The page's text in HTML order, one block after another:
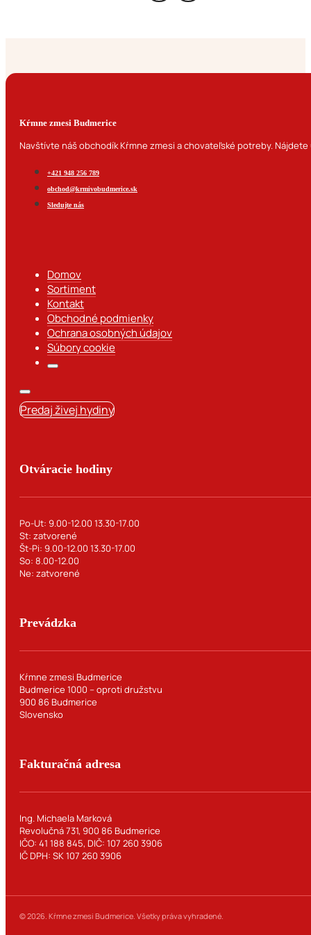
Kŕmne zmesi Budmerice
Navštívte náš obchodík Kŕmne zmesi a chovateľské potreby.
+421 948 256 789
obchod@krmivobudmerice.sk
Sledujte nás
Domov
Sortiment
Kontakt
Obchodné podmienky
Ochrana osobných údajov
Súbory cookie
Predaj živej hydiny
Otváracie hodiny
Po-Ut: 9.00-12.00 13.30-17.00
St: zatvorené
Št-Pi: 9.00-12.00 13.30-17.00
So: 8.00-12.00
Ne: zatvorené
Prevádzka
Kŕmne zmesi Budmerice
Budmerice 1000 – oproti družstvu
900 86 Budmerice
Slovensko
Fakturačná adresa
Ing. Michaela Marková
Revolučná 731, 900 86 Budmerice
IČO: 41 188 845, DIČ: 107 260 3906
IČ DPH: SK 107 260 3906
© 2026. Kŕmne zmesi Budmerice. Všetky práva vyhradené.